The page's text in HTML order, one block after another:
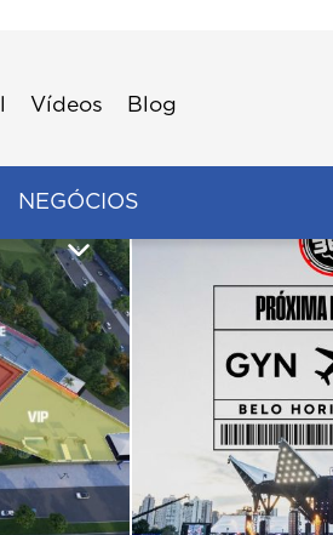
Vídeos Blog
NEGÓCIOS